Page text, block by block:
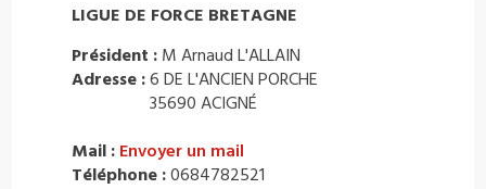
LIGUE DE FORCE BRETAGNE
Président : M Arnaud L'ALLAIN
Adresse :6 DE L'ANCIEN PORCHE
35690 ACIGNÉ
Mail : Envoyer un mail
Téléphone :0684782521